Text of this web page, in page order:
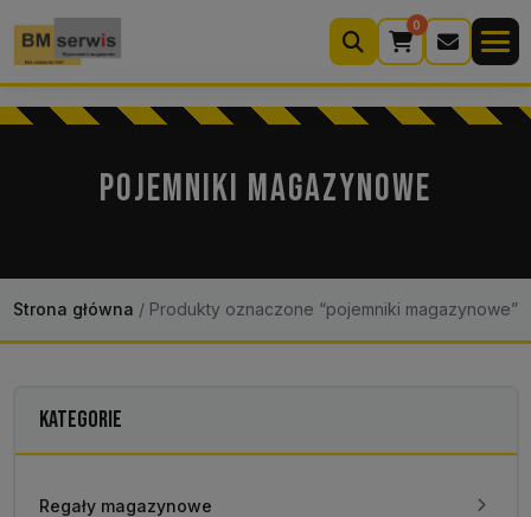
0
Wyszukiwarka
produktów
Kontakt 22 633 33 11
POJEMNIKI MAGAZYNOWE
Strona główna /Produkty oznaczone “pojemniki magazynowe”
KATEGORIE
Regały magazynowe